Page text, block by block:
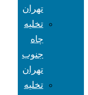
تهران
تخلیه
چاه
جنوب
تهران
تخلیه